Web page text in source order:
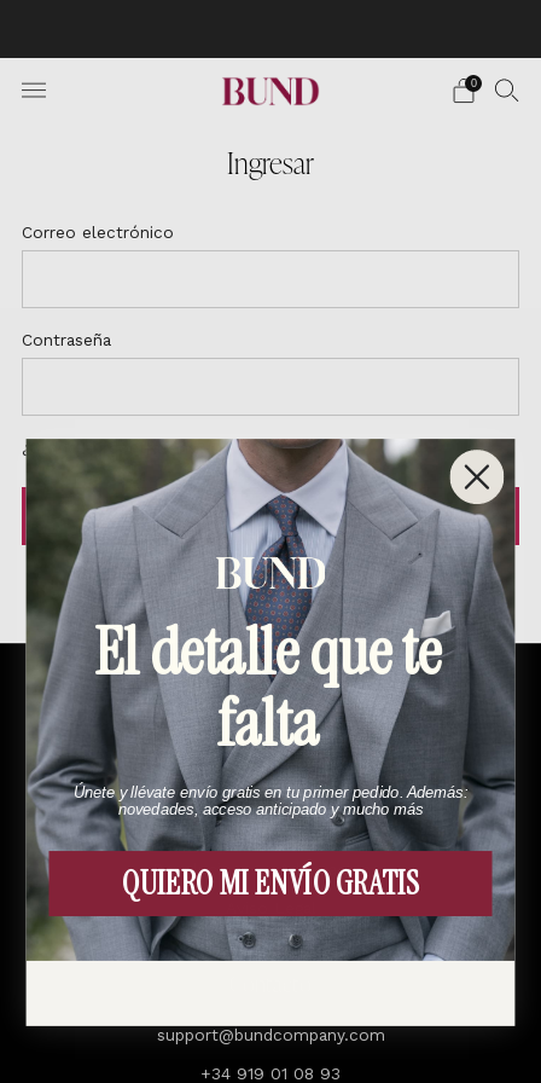
0
Ingresar
Correo electrónico
Contraseña
¿Olvidó su contraseña?
Crear cuenta
Legal
Política de Privacidad
Politica de cookies
Términos y Condiciones
Devoluciones y Adecuaciones
support@bundcompany.com
+34 919 01 08 93
El detalle que te
falta
Únete y llévate envío gratis en tu primer pedido. Además:
novedades, acceso anticipado y mucho más
QUIERO MI ENVÍO GRATIS